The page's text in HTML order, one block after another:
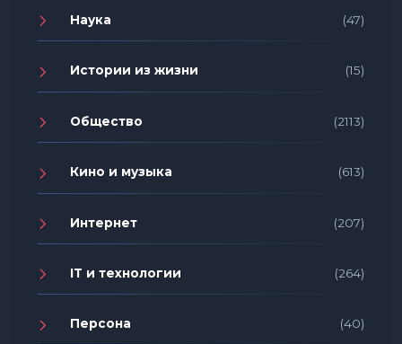
Наука (47)
Истории из жизни (15)
Общество (2113)
Кино и музыка (613)
Интернет (207)
IT и технологии (264)
Персона (40)